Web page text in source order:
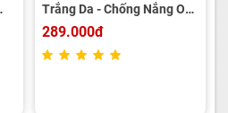
Trắng Da - Chống Nắng OLY
HT 25ml
289.000đ